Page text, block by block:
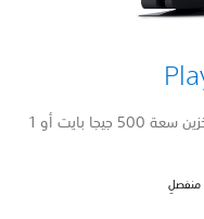
ألعاب رائعة مباشرةً على PS4 مع مساحة تخزين سعة 500 جيجا بايت أو 1